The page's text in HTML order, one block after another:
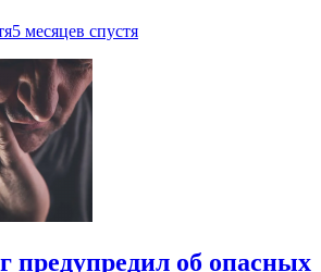
5 месяцев спустя
предупредил об опасных